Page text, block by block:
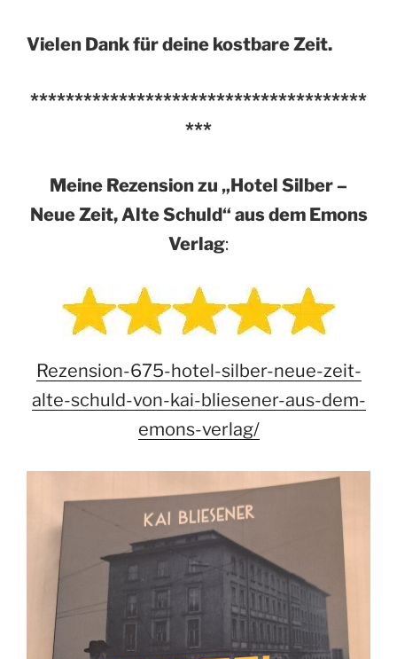
Vielen Dank für deine kostbare Zeit.
**************************************
***
Meine Rezension zu „Hotel Silber –
Neue Zeit, Alte Schuld“ aus dem Emons
Verlag:
Rezension-675-hotel-silber-neue-zeit-
alte-schuld-von-kai-bliesener-aus-dem-
emons-verlag/